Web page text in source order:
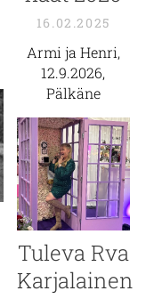
16.02.2025
Armi ja Henri,
12.9.2026,
Pälkäne
Tuleva Rva
Karjalainen